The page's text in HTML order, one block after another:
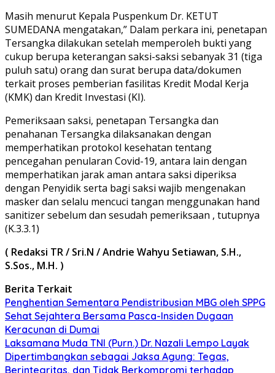
Masih menurut Kepala Puspenkum Dr. KETUT
SUMEDANA mengatakan,” Dalam perkara ini, penetapan
Tersangka dilakukan setelah memperoleh bukti yang
cukup berupa keterangan saksi-saksi sebanyak 31 (tiga
puluh satu) orang dan surat berupa data/dokumen
terkait proses pemberian fasilitas Kredit Modal Kerja
(KMK) dan Kredit Investasi (KI).
Pemeriksaan saksi, penetapan Tersangka dan
penahanan Tersangka dilaksanakan dengan
memperhatikan protokol kesehatan tentang
pencegahan penularan Covid-19, antara lain dengan
memperhatikan jarak aman antara saksi diperiksa
dengan Penyidik serta bagi saksi wajib mengenakan
masker dan selalu mencuci tangan menggunakan hand
sanitizer sebelum dan sesudah pemeriksaan , tutupnya
(K.3.3.1)
( Redaksi TR / Sri.N / Andrie Wahyu Setiawan, S.H.,
S.Sos., M.H. )
Berita Terkait
Penghentian Sementara Pendistribusian MBG oleh SPPG
Sehat Sejahtera Bersama Pasca-Insiden Dugaan
Keracunan di Dumai
Laksamana Muda TNI (Purn.) Dr. Nazali Lempo Layak
Dipertimbangkan sebagai Jaksa Agung: Tegas,
Berintegritas, dan Tidak Berkompromi terhadap